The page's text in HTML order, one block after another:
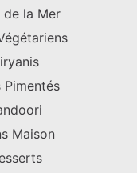
de la Mer
Pimentés
Maison